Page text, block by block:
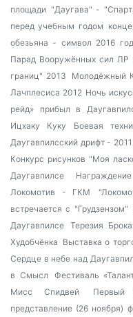
площади "Даугава" -
перед учебным годом
обезьяна - символ 2016
Парад Вооружённых сил ЛР
границ" 2013
Молодёжный
Лачплесиса 2012 Ночь
рейд» прибыл в
Ицхаку Куку
Боевая
Даугавпилсский дрифт - 2011
Конкурс рисунков "Моя
Даугавпилсе
Локомотив - ГКМ
встречается с "Грудзензом"
Даугавпилсе Терезия
Худобчёнка Выставка о
Сердце в небе над
в Смысл
Фестиваль
Мисс Спидвей
Первый
представление (26 ноября)